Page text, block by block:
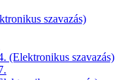
szavazás)
(Elektronikus szavazás)